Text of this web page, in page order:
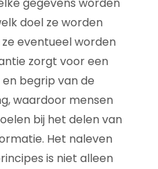
doel ze worden
eventueel worden
zorgt voor een
begrip van de
waardoor mensen
bij het delen van
Het naleven
is niet alleen